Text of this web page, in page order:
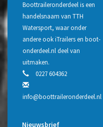
Boottraileronderdeel is een
handelsnaam van TTH
Watersport, waar onder
andere ook iTrailers en boot-
onderdeel.nl deel van
uitmaken.
0227 604362
info@boottraileronderdeel.nl
Nieuwsbrief